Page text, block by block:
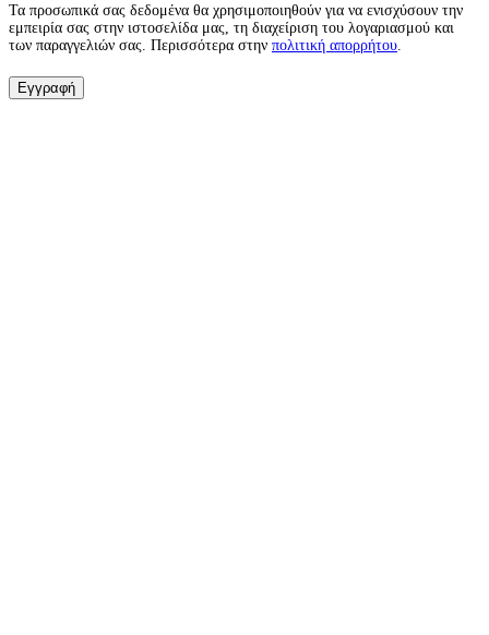
Τα προσωπικά σας δεδομένα θα χρησιμοποιηθούν για να ενισχύσουν την
εμπειρία σας στην ιστοσελίδα μας, τη διαχείριση του λογαριασμού και
των παραγγελιών σας. Περισσότερα στην πολιτική απορρήτου
Εγγραφή